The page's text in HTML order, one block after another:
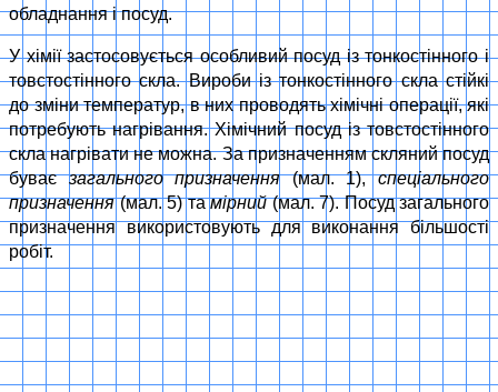
обладнання і посуд.
У хімії застосовується особливий посуд із тонкостінного і
товстостінного скла. Вироби із тонкостінного скла стійкі
до зміни температур, в них проводять хімічні операції, які
потребують нагрівання. Хімічний посуд із товстостінного
скла нагрівати не можна. За призначенням скляний посуд
буваєзагального призначення(мал. 1),спеціального
призначення(мал. 5) тамірний(мал. 7). Посуд загального
призначення використовують для виконання більшості
робіт.